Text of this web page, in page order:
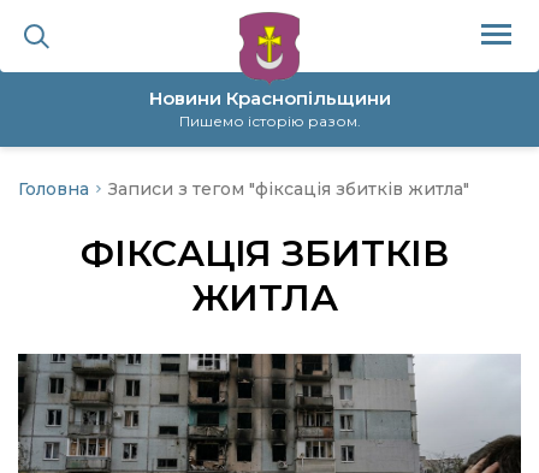
Новини Краснопільщини
Пишемо історію разом.
політика
Головна Записи з тегом "фіксація збитків житла"
ФІКСАЦІЯ ЗБИТКІВ
ЖИТЛА